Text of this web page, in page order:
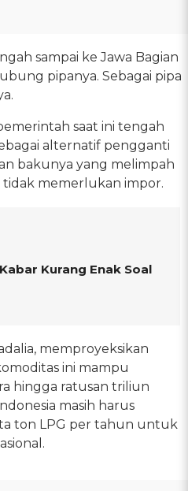
sampai ke Jawa Bagian
pipanya. Sebagai pipa
saat ini tengah
alternatif pengganti
bakunya yang melimpah
memerlukan impor.
Kurang Enak Soal
memproyeksikan
ini mampu
hingga ratusan triliun
masih harus
ton LPG per tahun untuk